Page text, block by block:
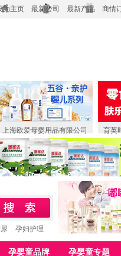
为主页 最新公司 最新产品 商情
上海欧爱母婴用品有限公司 育英
孕妇护理
孕婴童品牌 孕婴童专题